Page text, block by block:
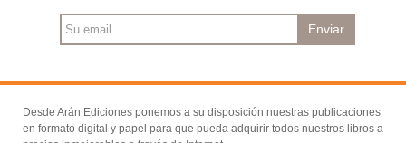
Enviar
Desde Arán Ediciones ponemos a su disposición nuestras publicaciones
en formato digital y papel para que pueda adquirir todos nuestros libros a